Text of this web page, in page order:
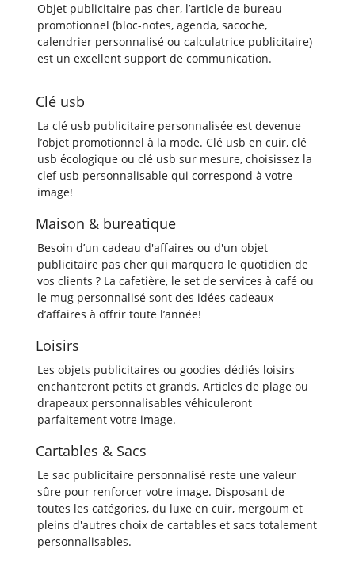
Objet publicitaire pas cher, l’article de bureau
promotionnel (bloc-notes, agenda, sacoche,
calendrier personnalisé ou calculatrice publicitaire)
est un excellent support de communication.
Clé usb
La clé usb publicitaire personnalisée est devenue
l’objet promotionnel à la mode. Clé usb en cuir, clé
usb écologique ou clé usb sur mesure, choisissez la
clef usb personnalisable qui correspond à votre
image!
Maison & bureatique
Besoin d’un cadeau d'affaires ou d'un objet
publicitaire pas cher qui marquera le quotidien de
vos clients ? La cafetière, le set de services à café ou
le mug personnalisé sont des idées cadeaux
d’affaires à offrir toute l’année!
Loisirs
Les objets publicitaires ou goodies dédiés loisirs
enchanteront petits et grands. Articles de plage ou
drapeaux personnalisables véhiculeront
parfaitement votre image.
Cartables & Sacs
Le sac publicitaire personnalisé reste une valeur
sûre pour renforcer votre image. Disposant de
toutes les catégories, du luxe en cuir, mergoum et
pleins d'autres choix de cartables et sacs totalement
personnalisables.